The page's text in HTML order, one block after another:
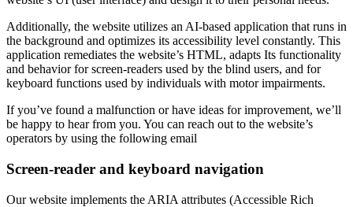
Additionally, the website utilizes an AI-based application that runs in
the background and optimizes its accessibility level constantly. This
application remediates the website’s HTML, adapts Its functionality
and behavior for screen-readers used by the blind users, and for
keyboard functions used by individuals with motor impairments.
If you’ve found a malfunction or have ideas for improvement, we’ll
be happy to hear from you. You can reach out to the website’s
operators by using the following email
Screen-reader and keyboard navigation
Our website implements the ARIA attributes (Accessible Rich